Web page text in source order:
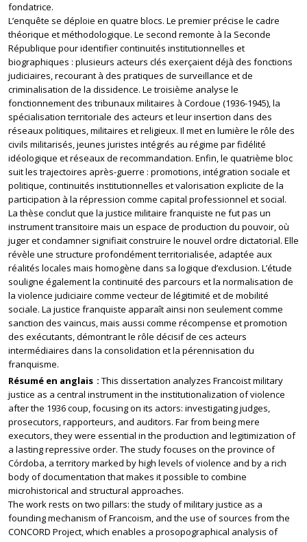
fondatrice.
L’enquête se déploie en quatre blocs. Le premier précise le cadre
théorique et méthodologique. Le second remonte à la Seconde
République pour identifier continuités institutionnelles et
biographiques : plusieurs acteurs clés exerçaient déjà des fonctions
judiciaires, recourant à des pratiques de surveillance et de
criminalisation de la dissidence. Le troisième analyse le
fonctionnement des tribunaux militaires à Cordoue (1936-1945), la
spécialisation territoriale des acteurs et leur insertion dans des
réseaux politiques, militaires et religieux. Il met en lumière le rôle des
civils militarisés, jeunes juristes intégrés au régime par fidélité
idéologique et réseaux de recommandation. Enfin, le quatrième bloc
suit les trajectoires après-guerre : promotions, intégration sociale et
politique, continuités institutionnelles et valorisation explicite de la
participation à la répression comme capital professionnel et social.
La thèse conclut que la justice militaire franquiste ne fut pas un
instrument transitoire mais un espace de production du pouvoir, où
juger et condamner signifiait construire le nouvel ordre dictatorial. Elle
révèle une structure profondément territorialisée, adaptée aux
réalités locales mais homogène dans sa logique d’exclusion. L’étude
souligne également la continuité des parcours et la normalisation de
la violence judiciaire comme vecteur de légitimité et de mobilité
sociale. La justice franquiste apparaît ainsi non seulement comme
sanction des vaincus, mais aussi comme récompense et promotion
des exécutants, démontrant le rôle décisif de ces acteurs
intermédiaires dans la consolidation et la pérennisation du
franquisme.
Résumé en anglais
This dissertation analyzes Francoist military
justice as a central instrument in the institutionalization of violence
after the 1936 coup, focusing on its actors: investigating judges,
prosecutors, rapporteurs, and auditors. Far from being mere
executors, they were essential in the production and legitimization of
a lasting repressive order. The study focuses on the province of
Córdoba, a territory marked by high levels of violence and by a rich
body of documentation that makes it possible to combine
microhistorical and structural approaches.
The work rests on two pillars: the study of military justice as a
founding mechanism of Francoism, and the use of sources from the
CONCORD Project, which enables a prosopographical analysis of